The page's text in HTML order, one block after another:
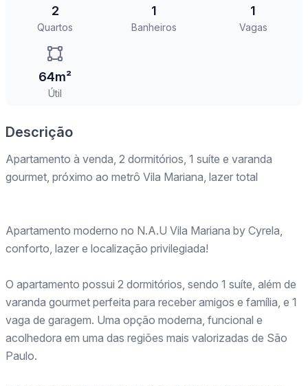
2
Quartos
1
Banheiros
1
Vagas
64m²
Útil
Descrição
Apartamento à venda, 2 dormitórios, 1 suíte e varanda
gourmet, próximo ao metrô Vila Mariana, lazer total
Apartamento moderno no N.A.U Vila Mariana by Cyrela,
conforto, lazer e localização privilegiada!
O apartamento possui 2 dormitórios, sendo 1 suíte, além de
varanda gourmet perfeita para receber amigos e família, e 1
vaga de garagem. Uma opção moderna, funcional e
acolhedora em uma das regiões mais valorizadas de São
Paulo.